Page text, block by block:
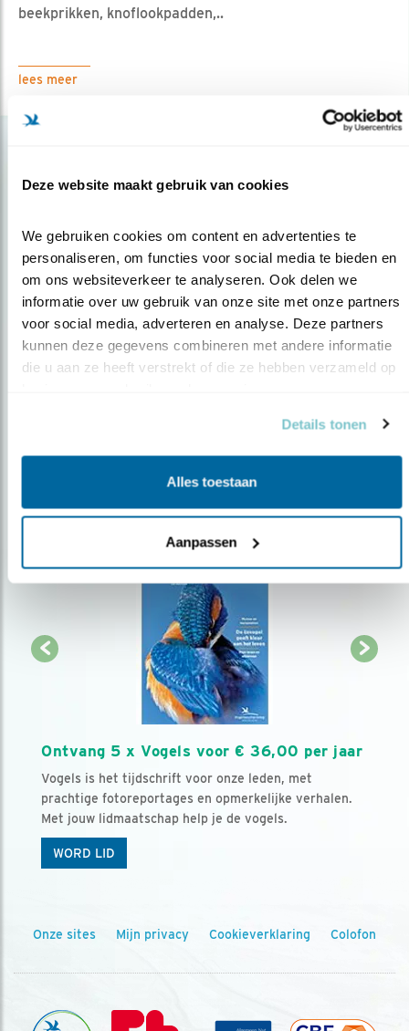
Deze website maakt gebruik van cookies
We gebruiken cookies om content en advertenties te
personaliseren, om functies voor social media te bieden en
om ons websiteverkeer te analyseren. Ook delen we
informatie over uw gebruik van onze site met onze partners
voor social media, adverteren en analyse. Deze partners
kunnen deze gegevens combineren met andere informatie
die u aan ze heeft verstrekt of die ze hebben verzameld op
Details tonen
Alles toestaan
Aanpassen
beekprikken, knoflookpadden,..
lees meer
Op de hoogte blijven?
Meld je aan en ontvang nieuws, inspiratie, acties en tips
over vogels en activiteiten van Vogelbescherming.
Ontvang 5 x Vogels voor € 36,00 per jaar
Vogels is het tijdschrift voor onze leden, met
prachtige fotoreportages en opmerkelijke verhalen.
Met jouw lidmaatschap help je de vogels.
WORD LID
Onze sites Mijn privacy Cookieverklaring Colofon